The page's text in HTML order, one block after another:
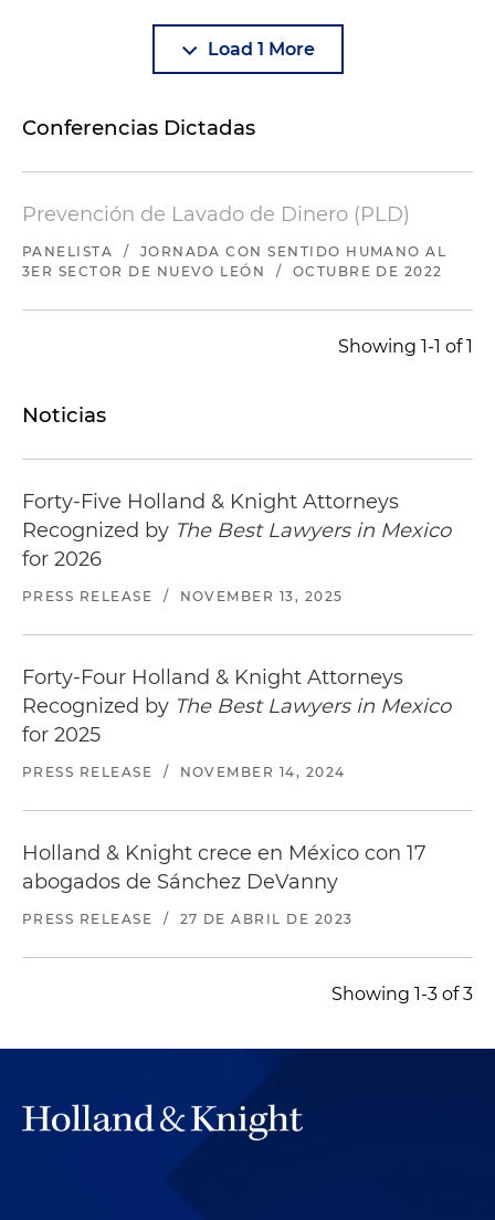
Load 1 More
Conferencias Dictadas
Prevención de Lavado de Dinero (PLD)
PANELISTA /
JORNADA CON SENTIDO HUMANO AL
3ER SECTOR DE NUEVO LEÓN
/ OCTUBRE DE 2022
Showing 1-1 of 1
Noticias
Forty-Five Holland & Knight Attorneys
Recognized by The Best Lawyers in Mexico
for 2026
PRESS RELEASE / NOVEMBER 13, 2025
Forty-Four Holland & Knight Attorneys
Recognized by The Best Lawyers in Mexico
for 2025
PRESS RELEASE / NOVEMBER 14, 2024
Holland & Knight crece en México con 17
abogados de Sánchez DeVanny
PRESS RELEASE / 27 DE ABRIL DE 2023
Showing 1-3 of 3